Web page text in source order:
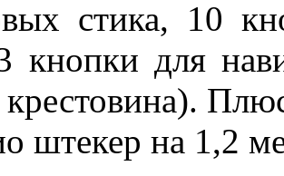
стика, 10
кнопки для
штекер на 1,2